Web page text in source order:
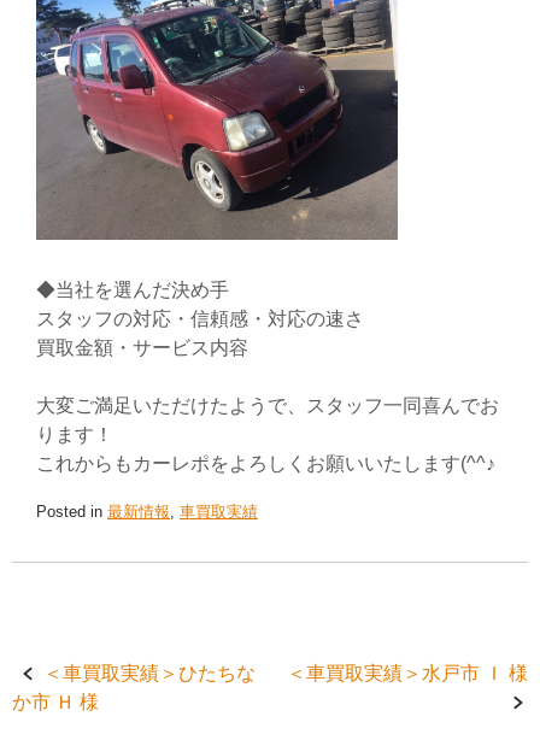
◆当社を選んだ決め手
スタッフの対応・信頼感・対応の速さ
買取金額・サービス内容
大変ご満足いただけたようで、スタッフ一同喜んでお
ります！
これからもカーレポをよろしくお願いいたします(^^♪
Posted in 最新情報 車買取実績
Post
navigation
＜車買取実績＞ひたちな
か市 Ｈ 様
＜車買取実績＞水戸市 Ｉ 様